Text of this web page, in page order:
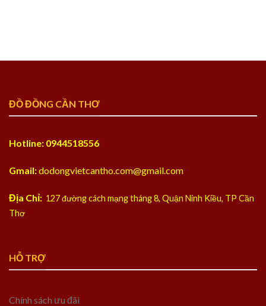
ĐỒ ĐỒNG CẦN THƠ
Hotline: 0944518556
Gmail:dodongvietcantho.com@gmail.com
Địa Chỉ: 127 đường cách mạng tháng 8, Quận Ninh Kiều, TP Cần
Thơ
HỖ TRỢ
Chính sách ưu đãi